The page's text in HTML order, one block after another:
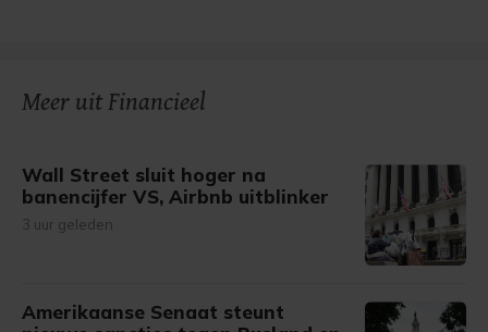
Meer uit Financieel
Wall Street sluit hoger na
banencijfer VS, Airbnb uitblinker
3 uur geleden
Amerikaanse Senaat steunt